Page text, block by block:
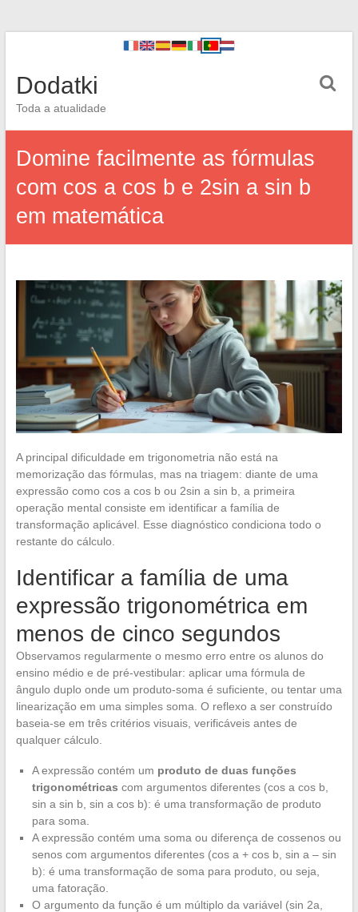
Dodatki
Toda a atualidade
Domine facilmente as fórmulas
com cos a cos b e 2sin a sin b
em matemática
A principal dificuldade em trigonometria não está na
memorização das fórmulas, mas na triagem: diante de uma
expressão como cos a cos b ou 2sin a sin b, a primeira
operação mental consiste em identificar a família de
transformação aplicável. Esse diagnóstico condiciona todo o
restante do cálculo.
Identificar a família de uma
expressão trigonométrica em
menos de cinco segundos
Observamos regularmente o mesmo erro entre os alunos do
ensino médio e de pré-vestibular: aplicar uma fórmula de
ângulo duplo onde um produto-soma é suficiente, ou tentar uma
linearização em uma simples soma. O reflexo a ser construído
baseia-se em três critérios visuais, verificáveis antes de
qualquer cálculo.
A expressão contém um produto de duas funções
trigonométricas com argumentos diferentes (cos a cos b,
sin a sin b, sin a cos b): é uma transformação de produto
para soma.
A expressão contém uma soma ou diferença de cossenos ou
senos com argumentos diferentes (cos a + cos b, sin a – sin
b): é uma transformação de soma para produto, ou seja,
uma fatoração.
O argumento da função é um múltiplo da variável (sin 2a,